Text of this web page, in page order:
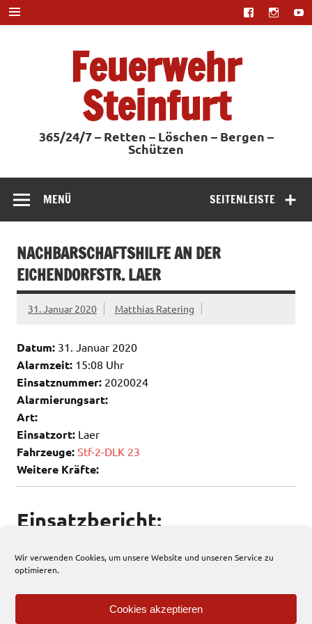
Wir verwenden Cookies, um unsere Website und unseren Service zu
optimieren.
Cookies akzeptieren
Zum
Inhalt
springen
Feuerwehr
Steinfurt
365/24/7 – Retten – Löschen – Bergen –
Schützen
SEITENLEISTE
MENÜ
NACHBARSCHAFTSHILFE AN DER
EICHENDORFSTR. LAER
31. Januar 2020 Matthias Ratering
Datum: 31. Januar 2020
Alarmzeit: 15:08 Uhr
Einsatznummer: 2020024
Alarmierungsart:
Art:
Einsatzort: Laer
Fahrzeuge: Stf-2-DLK 23
Weitere Kräfte:
Einsatzbericht:
Allgemein